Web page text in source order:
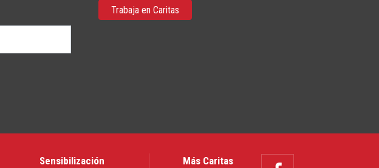
Trabaja en Caritas
Sensibilización
Más Caritas